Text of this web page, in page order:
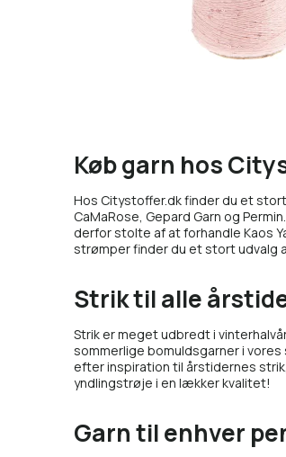
Køb garn hos
Hos Citystoffer.dk finder du et
CaMaRose, Gepard Garn og Permin
derfor stolte af at forhandle Kaos
strømper finder du et stort udvalg
Strik til alle
Strik er meget udbredt i
sommerlige bomuldsgarner i
efter inspiration til årstidernes
yndlingstrøje i en lækker kvalitet!
Garn til enhver